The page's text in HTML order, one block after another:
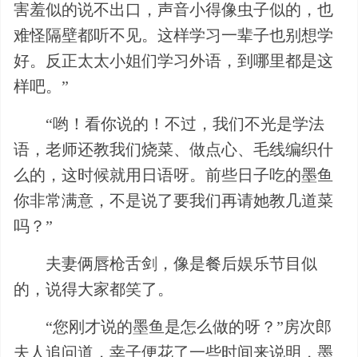
害羞似的说不出口，声音小得像虫子似的，也
难怪隔壁都听不见。这样学习一辈子也别想学
好。反正太太小姐们学习外语，到哪里都是这
样吧。”
“哟！看你说的！不过，我们不光是学法
语，老师还教我们烧菜、做点心、毛线编织什
么的，这时候就用日语呀。前些日子吃的墨鱼
你非常满意，不是说了要我们再请她教几道菜
吗？”
夫妻俩唇枪舌剑，像是餐后娱乐节目似
的，说得大家都笑了。
“您刚才说的墨鱼是怎么做的呀？”房次郎
夫人追问道，幸子便花了一些时间来说明，墨